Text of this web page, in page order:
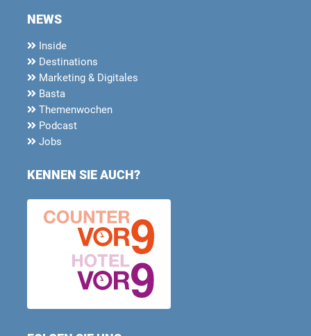
NEWS
Inside
Destinations
Marketing & Digitales
Basta
Themenwochen
Podcast
Jobs
KENNEN SIE AUCH?